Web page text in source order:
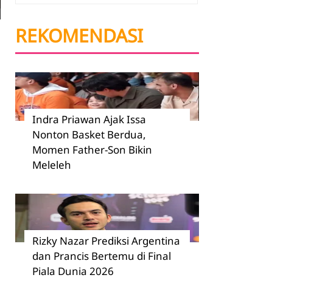
REKOMENDASI
Indra Priawan Ajak Issa
Nonton Basket Berdua,
Momen Father-Son Bikin
Meleleh
Rizky Nazar Prediksi Argentina
dan Prancis Bertemu di Final
Piala Dunia 2026